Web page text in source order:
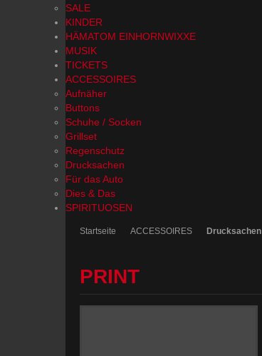
SALE
KINDER
HÄMATOM EINHORNWIXXE
MUSIK
TICKETS
ACCESSOIRES
Aufnäher
Buttons
Schuhe / Socken
Grillset
Regenschutz
Drucksachen
Für das Auto
Dies & Das
SPIRITUOSEN
Startseite ACCESSOIRES Drucksachen
PRINT